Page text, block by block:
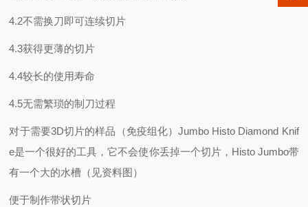
4.2不需换刀即可连续切片
4.3获得更薄的切片
4.4较长的使用寿命
4.5无需繁琐的制刀过程
对于需要3D切片的样品（免疫组化）Jumbo Histo Diamond Knif
e是一个很好的工具，它不会使你丢掉一个切片，Histo Jumbo带
有一个大的水槽（见资料图）
便于制作带状切片